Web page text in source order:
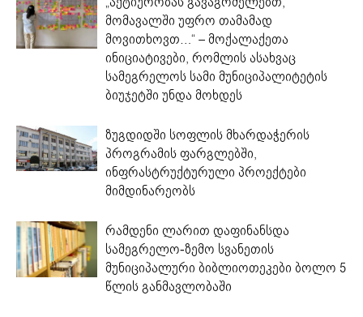
მომავალში უფრო თამამად
მოვითხოვთ…“ – მოქალაქეთა
ინიციატივები, რომლის ასახვაც
სამეგრელოს სამი მუნიციპალიტეტის
ბიუჯეტში უნდა მოხდეს
ზუგდიდში სოფლის მხარდაჭერის
პროგრამის ფარგლებში,
ინფრასტრუქტურული პროექტები
მიმდინარეობს
რამდენი ლარით დაფინანსდა
სამეგრელო-ზემო სვანეთის
მუნიციპალური ბიბლიოთეკები ბოლო 5
წლის განმავლობაში